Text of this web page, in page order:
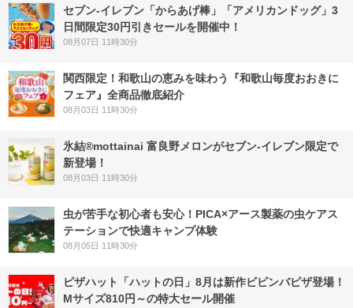
セブン‐イレブン「からあげ棒」「アメリカンドッグ」3
日間限定30円引きセールを開催中！
08月07日 11時30分
関西限定！和歌山の恵みを味わう『和歌山毎度おおきに
フェア』全商品徹底紹介
08月03日 11時30分
氷結®mottainai 富良野メロンがセブン‐イレブン限定で
新登場！
08月03日 11時30分
虫が苦手な初心者も安心！PICA×アース製薬の虫ケアス
テーションで快適キャンプ体験
08月05日 11時30分
ピザハット「ハットの日」8月は新作ビビンバピザ登場！
Mサイズ810円～の特大セール開催